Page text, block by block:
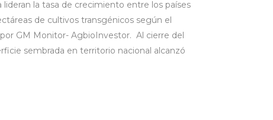
lideran la tasa de crecimiento entre los países
de cultivos transgénicos según el
GM Monitor- AgbioInvestor. Al cierre del
sembrada en territorio nacional alcanzó